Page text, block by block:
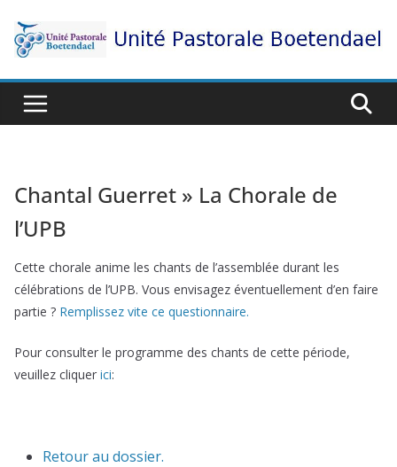
au
contenu
Chantal Guerret » La Chorale de
l’UPB
Cette chorale anime les chants de l’assemblée durant les
célébrations de l’UPB. Vous envisagez éventuellement d’en faire
partie ? Remplissez vite ce questionnaire.
Pour consulter le programme des chants de cette période,
veuillez cliquer ici:
Retour au dossier.